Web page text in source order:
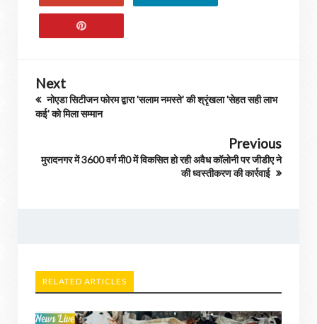
Next
नोएडा सिटीजन फोरम द्वारा 'सलाम नमस्ते' की श्रृंखला 'सेहत सही लाभ
कई' को मिला सम्मान
Previous
मुरादनगर में 3600 वर्ग मी0 में विकसित हो रही अवैध कॉलोनी पर जीडीए ने
की ध्वस्तीकरण की कार्रवाई
RELATED ARTICLES